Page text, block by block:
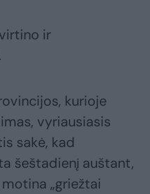
ir
kurioje
vyriausiasis
sakė, kad
šeštadienį auštant,
„griežtai